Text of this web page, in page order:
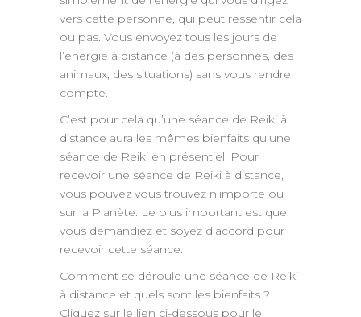
vers cette personne, qui peut ressentir cela
ou pas. Vous envoyez tous les jours de
l’énergie à distance (à des personnes, des
animaux, des situations) sans vous rendre
compte.
C’est pour cela qu’une séance de Reiki à
distance aura les mêmes bienfaits qu’une
séance de Reiki en présentiel. Pour
recevoir une séance de Reiki à distance,
vous pouvez vous trouvez n’importe où
sur la Planète. Le plus important est que
vous demandiez et soyez d’accord pour
recevoir cette séance.
Comment se déroule une séance de Reiki
à distance et quels sont les bienfaits ?
Cliquez sur le lien ci-dessous pour le